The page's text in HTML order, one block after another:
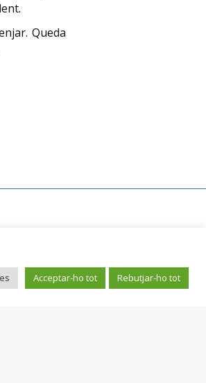
Queda
58 44Acceptar-ho tot Rebutjar-ho tot